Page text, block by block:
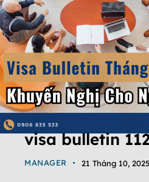
visa bulletin
MANAGER 21 Tháng 10, 2025